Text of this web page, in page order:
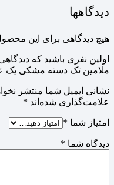
دیدگاهها
هیچ دیدگاهی برای این
اولین نفری باشید که
ملامین تک دسته مشکی یک
نشانی ایمیل شما منتشر
علامت‌گذاری شده‌اند *
امتیاز شما *
دیدگاه شما *